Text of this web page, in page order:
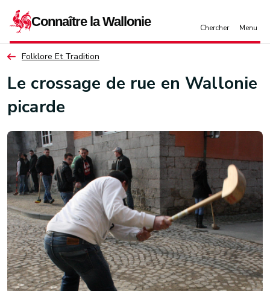
Folklore Et Tradition
Le crossage de rue en Wallonie
picarde